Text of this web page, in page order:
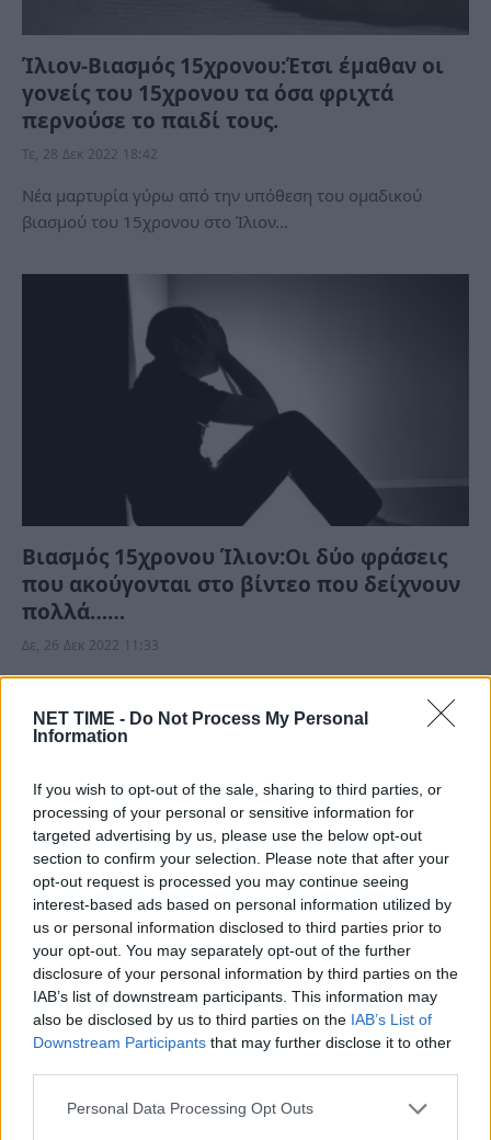
NET TIME - Do Not Process My Personal
Information
If you wish to opt-out of the sale, sharing to third parties, or
processing of your personal or sensitive information for
targeted advertising by us, please use the below opt-out
section to confirm your selection. Please note that after your
opt-out request is processed you may continue seeing
interest-based ads based on personal information utilized by
us or personal information disclosed to third parties prior to
your opt-out. You may separately opt-out of the further
disclosure of your personal information by third parties on the
IAB’s list of downstream participants. This information may
also be disclosed by us to third parties on the IAB’s List of
Downstream Participants that may further disclose it to other
Personal Data Processing Opt Outs
Ίλιον-Βιασμός 15χρονου:Έτσι έμαθαν οι
γονείς του 15χρονου τα όσα φριχτά
περνούσε το παιδί τους.
Τε, 28 Δεκ 2022 18:42
Νέα μαρτυρία γύρω από την υπόθεση του ομαδικού
βιασμού του 15χρονου στο Ίλιον…
Βιασμός 15χρονου Ίλιον:Οι δύο φράσεις
που ακούγονται στο βίντεο που δείχνουν
πολλά……
Δε, 26 Δεκ 2022 11:33
Νέα στοιχεία προκύπτουν διαρκώς για τον ομαδικό
βιασμό του 15χρονου από άλλους ανηλίκους…
Σοκ και ντροπή.Ομαδικός βιασμός
15χρονου από ανήλικους συμμαθητές του.
Πα, 23 Δεκ 2022 11:40